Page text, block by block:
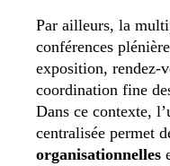
Par ailleurs, la
conférences
exposition, rendez-
coordination fine
Dans ce contexte,
centralisée permet
organisationnelles